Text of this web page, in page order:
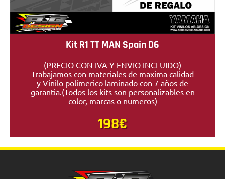
Kit R1 TT MAN Spain D6
(PRECIO CON IVA Y ENVIO INCLUIDO)
Trabajamos con materiales de maxima calidad
y Vinilo polimerico laminado con 7 años de
garantia.(Todos los kits son personalizables en
color, marcas o numeros)
198€